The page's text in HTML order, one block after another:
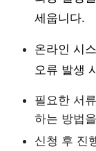
세웁니다.
온라인 시
오류 발생
필요한 서
하는 방법
신청 후 진